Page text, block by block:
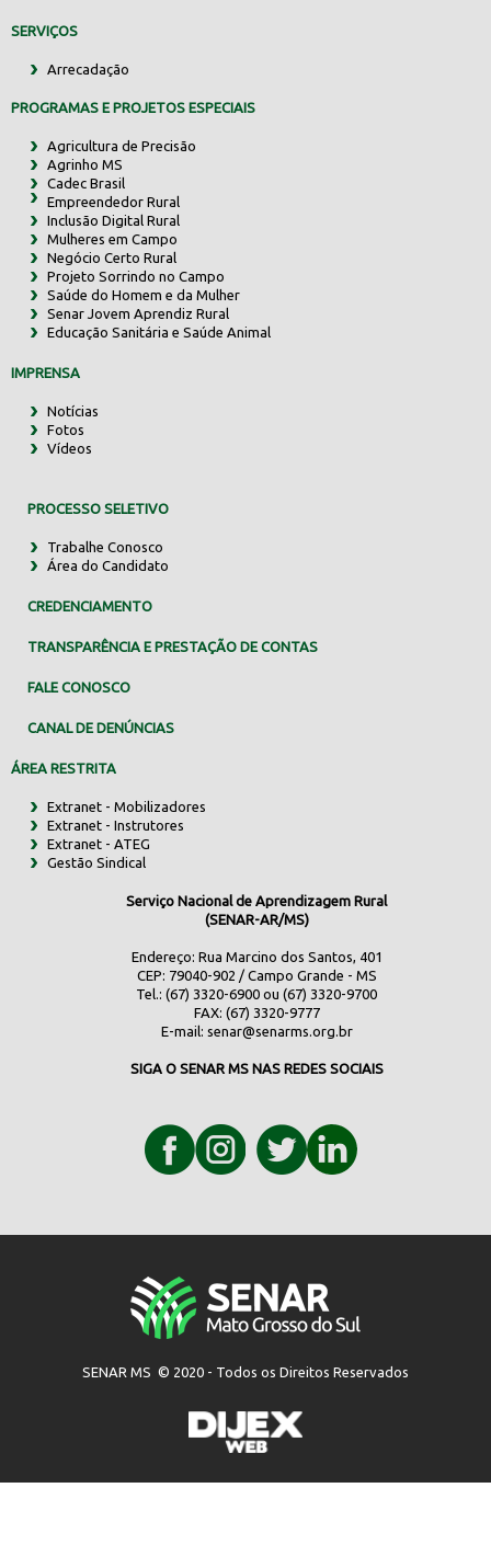
SERVIÇOS
Arrecadação
PROGRAMAS E PROJETOS ESPECIAIS
Agricultura de Precisão
Agrinho MS
Cadec Brasil
Empreendedor Rural
Inclusão Digital Rural
Mulheres em Campo
Negócio Certo Rural
Projeto Sorrindo no Campo
Saúde do Homem e da Mulher
Senar Jovem Aprendiz Rural
Educação Sanitária e Saúde Animal
IMPRENSA
Notícias
Fotos
Vídeos
PROCESSO SELETIVO
Trabalhe Conosco
Área do Candidato
CREDENCIAMENTO
TRANSPARÊNCIA E PRESTAÇÃO DE CONTAS
FALE CONOSCO
CANAL DE DENÚNCIAS
ÁREA RESTRITA
Extranet - Mobilizadores
Extranet - Instrutores
Extranet - ATEG
Gestão Sindical
Serviço Nacional de Aprendizagem Rural
(SENAR-AR/MS)
Endereço: Rua Marcino dos Santos, 401
CEP: 79040-902 / Campo Grande - MS
Tel.: (67) 3320-6900 ou (67) 3320-9700
FAX: (67) 3320-9777
E-mail: senar@senarms.org.br
SIGA O SENAR MS NAS REDES SOCIAIS
SENAR MS © 2020 - Todos os Direitos Reservados